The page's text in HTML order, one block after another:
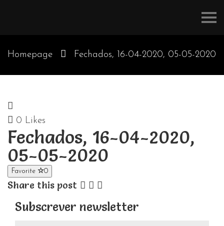
Homepage Fechados, 16-04-2020, 05-05-2020
0 Likes
Fechados, 16-04-2020,
05-05-2020
Favorite 0
Share this post
Subscrever newsletter